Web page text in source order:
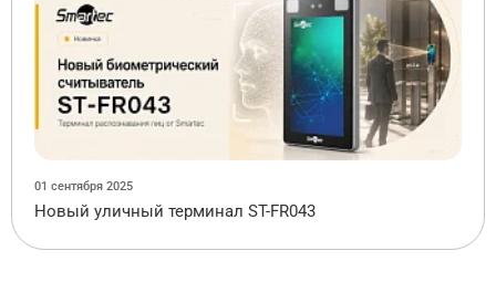
01 сентября 2025
Новый уличный терминал ST-FR043